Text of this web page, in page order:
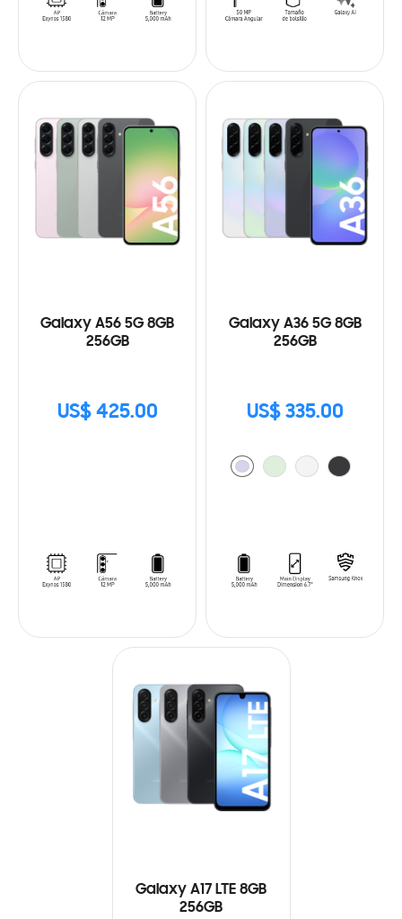
Galaxy A56 5G 8GB
256GB
US$ 425.00
Galaxy A36 5G 8GB
256GB
US$ 335.00
Galaxy A17 LTE 8GB
256GB